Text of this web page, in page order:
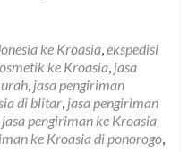
ke Kroasia,ekspedisi
ke Kroasia, jasa
, jasa pengiriman
di blitar, jasa pengiriman
jasa pengiriman ke Kroasia
ke Kroasia di ponorogo,